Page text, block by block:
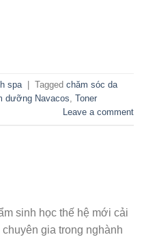
spa Tagged chăm sóc da
dưỡng Navacos, Toner
Leave a comment
sinh học thế hệ mới cải
gia trong nghành